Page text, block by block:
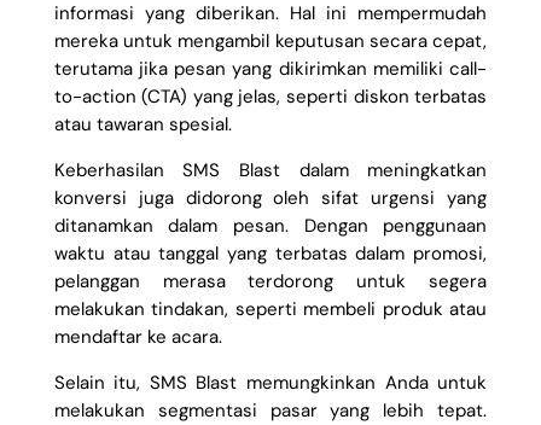
informasi yang diberikan. Hal ini mempermudah
mereka untuk mengambil keputusan secara cepat,
terutama jika pesan yang dikirimkan memiliki call-
to-action (CTA) yang jelas, seperti diskon terbatas
atau tawaran spesial.
Keberhasilan SMS Blast dalam meningkatkan
konversi juga didorong oleh sifat urgensi yang
ditanamkan dalam pesan. Dengan penggunaan
waktu atau tanggal yang terbatas dalam promosi,
pelanggan merasa terdorong untuk segera
melakukan tindakan, seperti membeli produk atau
mendaftar ke acara.
Selain itu, SMS Blast memungkinkan Anda untuk
melakukan segmentasi pasar yang lebih tepat.